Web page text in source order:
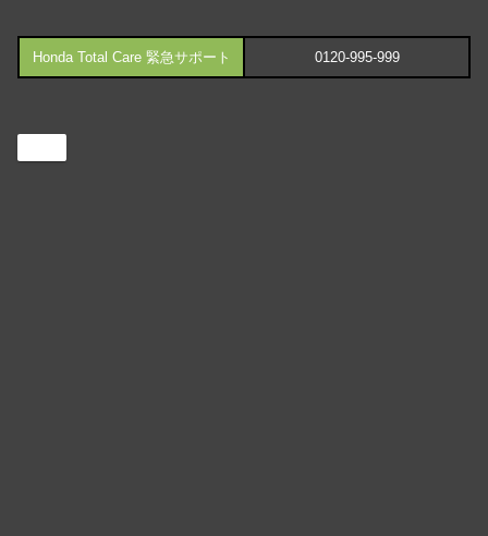
Honda Total Care 緊急サポート 0120-995-999